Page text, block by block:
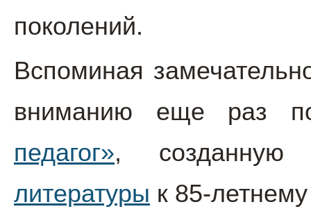
поколений.
Вспоминая
вниманию еще раз
педагог»,
литературы к 85-